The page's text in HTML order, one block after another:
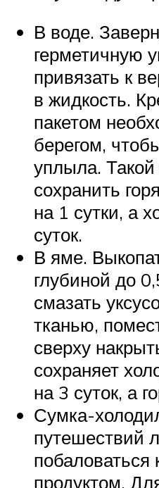
В воде.
герметичную
привязать к
в жидкость.
пакетом
берегом,
уплыла. Такой
сохранить
на 1 сутки, а
суток.
В яме.
глубиной до
смазать
тканью,
сверху
сохраняет
на 3 суток, а
Сумка-
путешествий
побаловаться
продуктом.